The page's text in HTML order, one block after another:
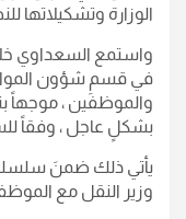
الوزارة وتشكيلاتها
واستمع السعداوي
في قسمِ شؤون
والموظفين ، موجهاً
بشكلٍ عاجل ، وفقاً
يأتي ذلك ضمنَ سلسلةِ
وزير النقل مع